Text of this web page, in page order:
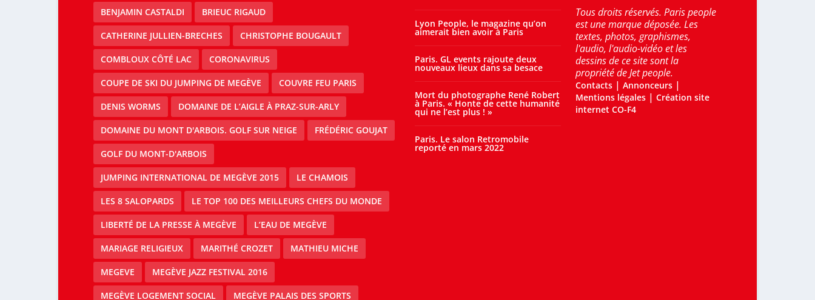
BENJAMIN CASTALDI BRIEUC RIGAUD
CATHERINE JULLIEN-BRECHES CHRISTOPHE BOUGAULT
COMBLOUX CÔTÉ LAC CORONAVIRUS
COUPE DE SKI DU JUMPING DE MEGÈVE COUVRE FEU PARIS
DENIS WORMS DOMAINE DE L’AIGLE À PRAZ-SUR-ARLY
DOMAINE DU MONT D'ARBOIS. GOLF SUR NEIGE FRÉDÉRIC GOUJAT
GOLF DU MONT-D'ARBOIS
JUMPING INTERNATIONAL DE MEGÈVE 2015 LE CHAMOIS
LES 8 SALOPARDS LE TOP 100 DES MEILLEURS CHEFS DU MONDE
LIBERTÉ DE LA PRESSE À MEGÈVE L’EAU DE MEGÈVE
MARIAGE RELIGIEUX MARITHÉ CROZET MATHIEU MICHE
MEGEVE MEGÈVE JAZZ FESTIVAL 2016
MEGÈVE LOGEMENT SOCIAL MEGÈVE PALAIS DES SPORTS
Lyon People, le magazine qu’on
aimerait bien avoir à Paris
Paris. GL events rajoute deux
nouveaux lieux dans sa besace
Mort du photographe René Robert
à Paris. « Honte de cette humanité
qui ne l’est plus ! »
Paris. Le salon Retromobile
reporté en mars 2022
Tous droits réservés. Paris people
est une marque déposée. Les
textes, photos, graphismes,
l'audio, l'audio-vidéo et les
dessins de ce site sont la
propriété de Jet people.
Contacts |Annonceurs |
Mentions légales |Création site
internet CO-F4